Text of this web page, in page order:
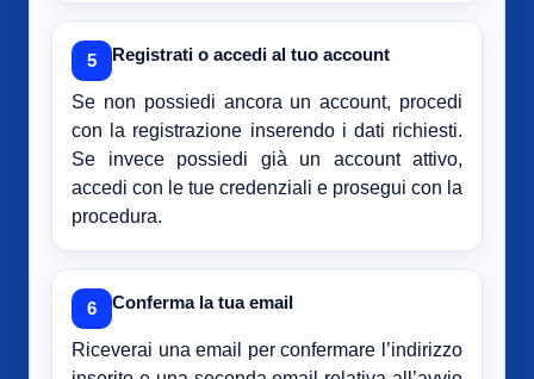
5 Registrati o accedi al tuo account
Se non possiedi ancora un account, procedi
con la registrazione inserendo i dati richiesti.
Se invece possiedi già un account attivo,
accedi con le tue credenziali e prosegui con la
procedura.
6 Conferma la tua email
Riceverai una email per confermare l’indirizzo